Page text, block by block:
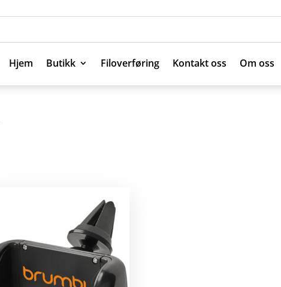
Hjem Butikk Filoverføring Kontakt oss Om oss
Hjem Butikk Filoverføring Kontakt oss Om oss